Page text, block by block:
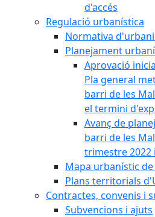
d'accés
Regulació urbanística
Normativa
Planejament
Aprovació
Pla general
barri de les
el termini
Avanç de
barri de les
trimestre
Mapa urbanístic de
Plans territorials
Contractes, convenis i
Subvencions i ajuts